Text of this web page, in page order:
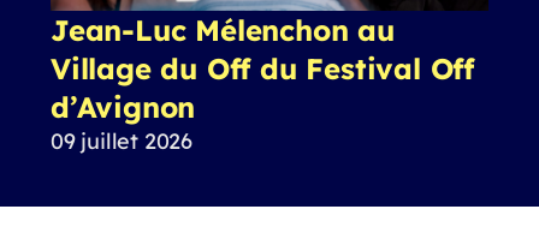
Jean-Luc Mélenchon au
Village du Off du Festival Off
d’Avignon
09 juillet 2026